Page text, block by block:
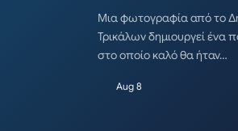
Μια φωτογραφία από το
Τρικάλων δημιουργεί ένα
στο οποίο καλό θα ήταν…
Aug 8